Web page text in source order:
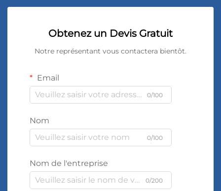
Obtenez un Devis Gratuit
Notre représentant vous contactera bientôt.
Email
0/100
Nom
0/100
Nom de l'entreprise
0/200